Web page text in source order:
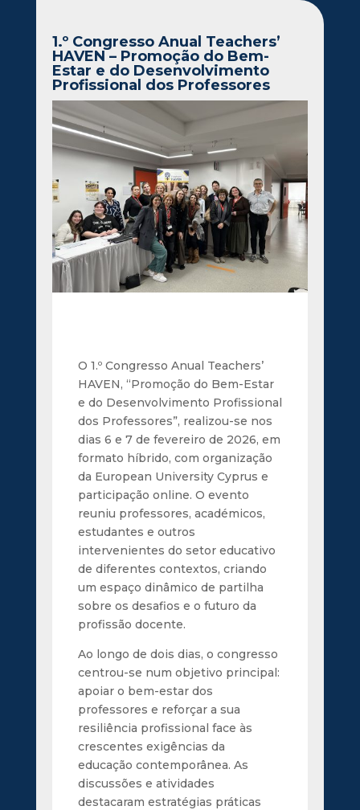
1.º Congresso Anual Teachers’
HAVEN – Promoção do Bem-
Estar e do Desenvolvimento
Profissional dos Professores
O 1.º Congresso Anual Teachers’
HAVEN, “Promoção do Bem-Estar
e do Desenvolvimento Profissional
dos Professores”, realizou-se nos
dias 6 e 7 de fevereiro de 2026, em
formato híbrido, com organização
da European University Cyprus e
participação online. O evento
reuniu professores, académicos,
estudantes e outros
intervenientes do setor educativo
de diferentes contextos, criando
um espaço dinâmico de partilha
sobre os desafios e o futuro da
profissão docente.
Ao longo de dois dias, o congresso
centrou-se num objetivo principal:
apoiar o bem-estar dos
professores e reforçar a sua
resiliência profissional face às
crescentes exigências da
educação contemporânea. As
discussões e atividades
destacaram estratégias práticas